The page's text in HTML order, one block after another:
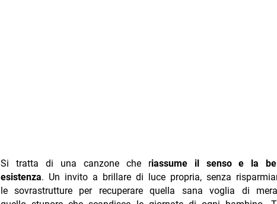
Si tratta di una canzone che riassume il senso e la
esistenza. Un invito a brillare di luce propria, senza
le sovrastrutture per recuperare quella sana voglia di